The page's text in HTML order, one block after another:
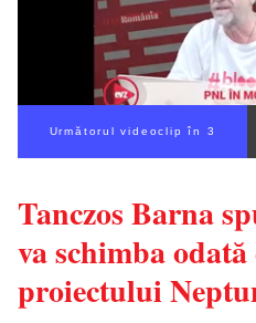
Următorul videoclip în 2
Tanczos Barna
va schimba
proiectului